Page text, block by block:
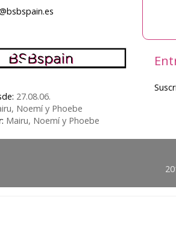
27.08.06.
Noemí y Phoebe
Mairu, Noemí y Phoebe